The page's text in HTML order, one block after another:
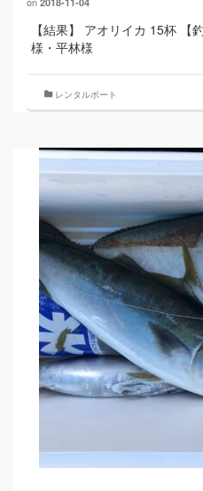
【結果】 アオリイカ 15杯 【
様・平林様
レンタルボート